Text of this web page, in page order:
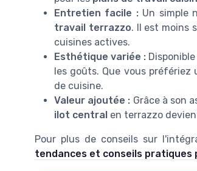
Entretien facile :Un simple
travail terrazzo. Il est moins
cuisines actives.
Esthétique variée :
les goûts. Que vous préfériez
de cuisine.
Valeur ajoutée : Grâce à son
ilot central en terrazzo
Pour plus de conseils sur
tendances et conseils pratiques